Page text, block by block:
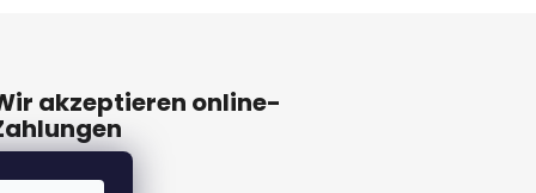
akzeptieren online-